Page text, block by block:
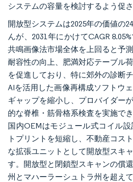
システムの容量を検討するよう促さ
開放型システムは2025年の価値の
んが、2031年にかけてCAGR
共鳴画像法市場全体を上回ると予
耐容性の向上、肥満対応テーブル
を促進しており、特に郊外の診断
AIを活用した画像再構成ソフトウ
ギャップを縮小し、プロバイダー
的な脊椎・筋骨格系検査を実施で
国内OEMはモジュール式コイル
トプリントを短縮し、不動産コス
な拡張ユニットとして開放型スキ
す。開放型と閉鎖型スキャンの償
州とマハーラーシュトラ州を超え